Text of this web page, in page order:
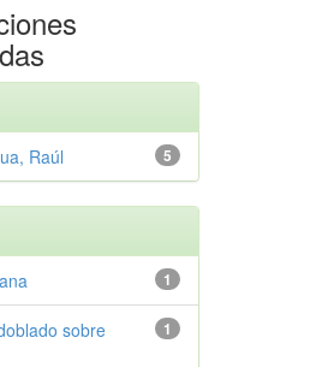
5
Raúl
1
1
sobre